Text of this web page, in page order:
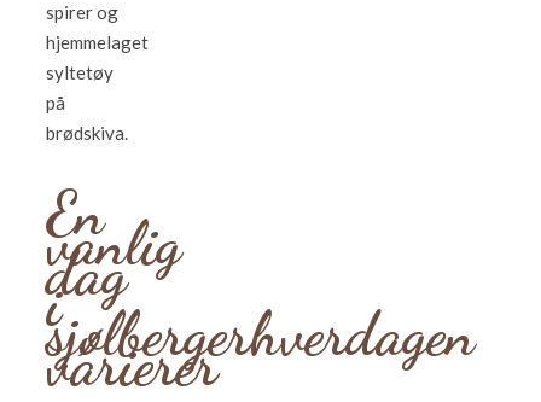
spirer og
hjemmelaget
syltetøy
på
brødskiva.
En
vanlig
dag
i
sjølbergerhverdagen
varierer